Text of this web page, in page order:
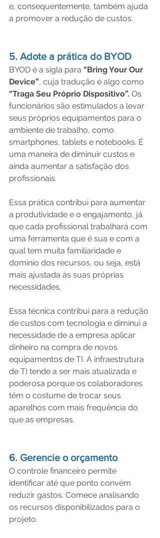
e, consequentemente, também ajuda
a promover a redução de custos.
5. Adote a prática do BYOD
BYOD é a sigla para “Bring Your Our
Device”, cuja tradução é algo como
“Traga Seu Próprio Dispositivo”. Os
funcionários são estimulados a levar
seus próprios equipamentos para o
ambiente de trabalho, como
smartphones, tablets e notebooks. É
uma maneira de diminuir custos e
ainda aumentar a satisfação dos
profissionais.
Essa prática contribui para aumentar
a produtividade e o engajamento, já
que cada profissional trabalhará com
uma ferramenta que é sua e com a
qual tem muita familiaridade e
domínio dos recursos, ou seja, está
mais ajustada às suas próprias
necessidades.
Essa técnica contribui para a redução
de custos com tecnologia e diminui a
necessidade de a empresa aplicar
dinheiro na compra de novos
equipamentos de TI. A infraestrutura
de TI tende a ser mais atualizada e
poderosa porque os colaboradores
têm o costume de trocar seus
aparelhos com mais frequência do
que as empresas.
6. Gerencie o orçamento
O controle financeiro permite
identificar até que ponto convém
reduzir gastos. Comece analisando
os recursos disponibilizados para o
projeto.